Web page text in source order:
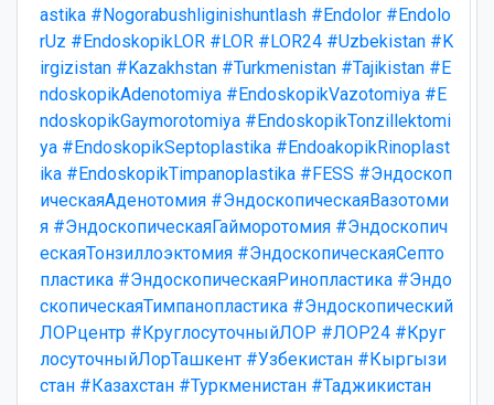
astika #Nogorabushliginishuntlash #Endolor #Endolo
rUz #EndoskopikLOR #LOR #LOR24 #Uzbekistan #K
irgizistan #Kazakhstan #Turkmenistan #Tajikistan #E
ndoskopikAdenotomiya #EndoskopikVazotomiya #E
ndoskopikGaymorotomiya #EndoskopikTonzillektomi
ya #EndoskopikSeptoplastika #EndoakopikRinoplast
ika #EndoskopikTimpanoplastika #FESS #Эндоскоп
ическаяАденотомия #ЭндоскопическаяВазотоми
я #ЭндоскопическаяГайморотомия #Эндоскопич
ескаяТонзиллоэктомия #ЭндоскопическаяСепто
пластика #ЭндоскопическаяРинопластика #Эндо
скопическаяТимпанопластика #Эндоскопический
ЛОРцентр #КруглосуточныйЛОР #ЛОР24 #Круг
лосуточныйЛорТашкент #Узбекистан #Кыргызи
стан #Казахстан #Туркменистан #Таджикистан